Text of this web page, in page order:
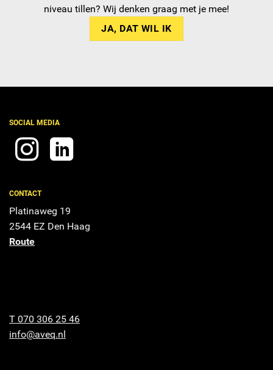
niveau tillen? Wij denken graag met je mee!
JA, DAT WIL IK
SOCIAL MEDIA
CONTACT
Platinaweg 19
2544 EZ Den Haag
Route
T 070 306 25 46
info@aveq.nl